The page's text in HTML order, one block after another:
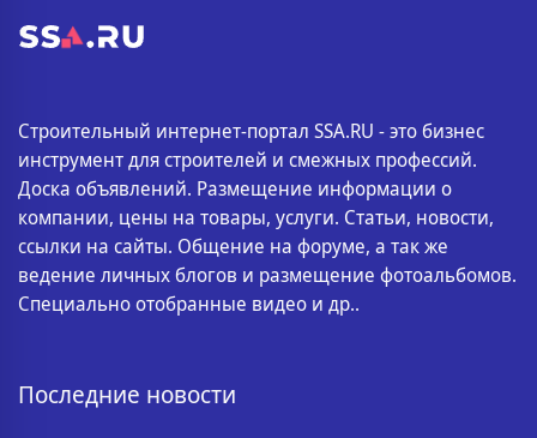
Строительный интернет-портал SSA.RU - это бизнес
инструмент для строителей и смежных профессий.
Доска объявлений. Размещение информации о
компании, цены на товары, услуги. Статьи, новости,
ссылки на сайты. Общение на форуме, а так же
ведение личных блогов и размещение фотоальбомов.
Специально отобранные видео и др..
Последние новости